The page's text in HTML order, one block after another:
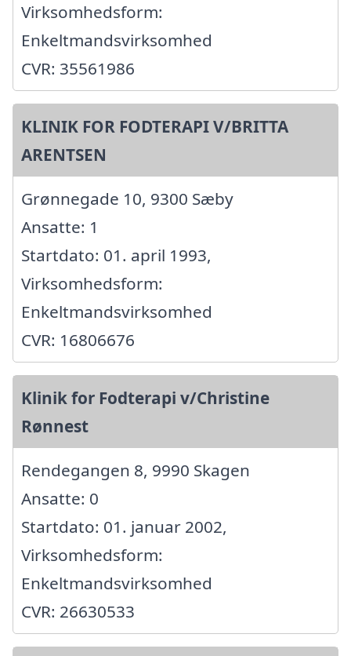
Virksomhedsform:
Enkeltmandsvirksomhed
CVR: 35561986
KLINIK FOR FODTERAPI V/BRITTA
ARENTSEN
Grønnegade 10, 9300 Sæby
Ansatte: 1
Startdato: 01. april 1993,
Virksomhedsform:
Enkeltmandsvirksomhed
CVR: 16806676
Klinik for Fodterapi v/Christine
Rønnest
Rendegangen 8, 9990 Skagen
Ansatte: 0
Startdato: 01. januar 2002,
Virksomhedsform:
Enkeltmandsvirksomhed
CVR: 26630533